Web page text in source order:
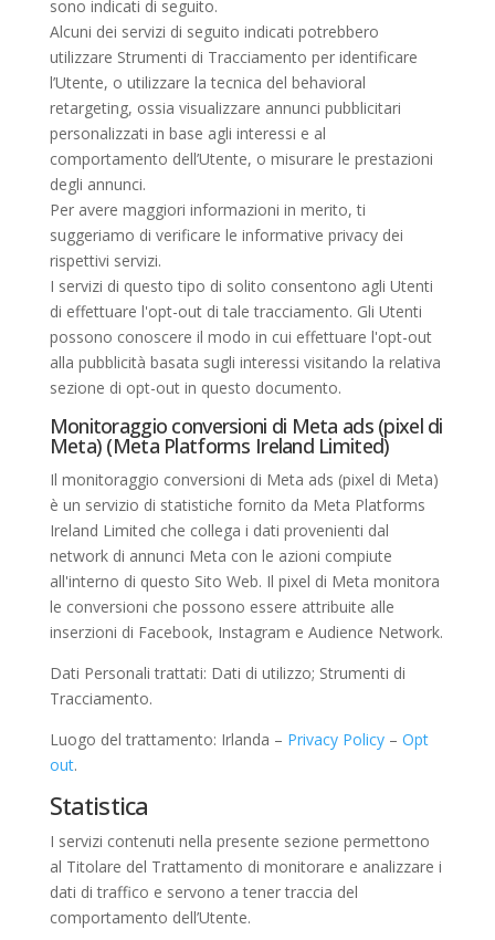
sono indicati di seguito.
Alcuni dei servizi di seguito indicati potrebbero
utilizzare Strumenti di Tracciamento per identificare
l’Utente, o utilizzare la tecnica del behavioral
retargeting, ossia visualizzare annunci pubblicitari
personalizzati in base agli interessi e al
comportamento dell’Utente, o misurare le prestazioni
degli annunci.
Per avere maggiori informazioni in merito, ti
suggeriamo di verificare le informative privacy dei
rispettivi servizi.
I servizi di questo tipo di solito consentono agli Utenti
di effettuare l'opt-out di tale tracciamento. Gli Utenti
possono conoscere il modo in cui effettuare l'opt-out
alla pubblicità basata sugli interessi visitando la relativa
sezione di opt-out in questo documento.
Monitoraggio conversioni di Meta ads (pixel di
Meta) (Meta Platforms Ireland Limited)
Il monitoraggio conversioni di Meta ads (pixel di Meta)
è un servizio di statistiche fornito da Meta Platforms
Ireland Limited che collega i dati provenienti dal
network di annunci Meta con le azioni compiute
all'interno di questo Sito Web. Il pixel di Meta monitora
le conversioni che possono essere attribuite alle
inserzioni di Facebook, Instagram e Audience Network.
Dati Personali trattati: Dati di utilizzo; Strumenti di
Tracciamento.
Luogo del trattamento: Irlanda – Privacy Policy– Opt
out.
Statistica
I servizi contenuti nella presente sezione permettono
al Titolare del Trattamento di monitorare e analizzare i
dati di traffico e servono a tener traccia del
comportamento dell’Utente.